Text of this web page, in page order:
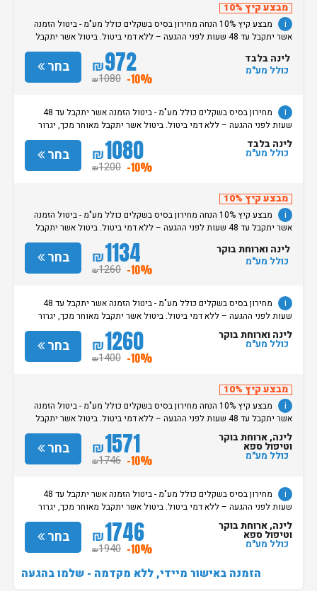
מבצע קיץ 10%
i
מבצע קיץ 10% הנחה מחירון בסיס בשקלים כולל מע"מ - ביטול הזמנה
אשר יתקבל עד 48 שעות לפני ההגעה – ללא דמי ביטול. ביטול אשר יתקבל
מאוחר מכך, יגרור חיוב בסך 50% מעלות ההזמנה. אי הגעה ללא כל הודעה
מוקדמת תגרור חיוב בסך 100% מעלות ההזמנה. מדיניות קבלת/עזיבת חדרים:
שעת קבלת החדרים הינה החל מהשעה 15:00. בימי שבת / חג: קבלת חדרים
החל מצאת השבת/החג. שעת עזיבת חדרים בכל ימות השבוע עד השעה 11:00.
בחר ₪972
₪1080 -10%
לינה בלבד
כולל מע"מ
i
מחירון בסיס בשקלים כולל מע"מ - ביטול הזמנה אשר יתקבל עד 48
שעות לפני ההגעה – ללא דמי ביטול. ביטול אשר יתקבל מאוחר מכך, יגרור
חיוב בסך 50% מעלות ההזמנה. אי הגעה ללא כל הודעה מוקדמת תגרור חיוב
בסך 100% מעלות ההזמנה. מדיניות קבלת/עזיבת חדרים: שעת קבלת החדרים
הינה החל מהשעה 15:00. בימי שבת / חג: קבלת חדרים החל מצאת
השבת/החג. שעת עזיבת חדרים בכל ימות השבוע עד השעה 11:00. בימי שבת/
בחר ₪1080
₪1200 -10%
לינה בלבד
כולל מע"מ
מבצע קיץ 10%
i
מבצע קיץ 10% הנחה מחירון בסיס בשקלים כולל מע"מ - ביטול הזמנה
אשר יתקבל עד 48 שעות לפני ההגעה – ללא דמי ביטול. ביטול אשר יתקבל
מאוחר מכך, יגרור חיוב בסך 50% מעלות ההזמנה. אי הגעה ללא כל הודעה
מוקדמת תגרור חיוב בסך 100% מעלות ההזמנה. מדיניות קבלת/עזיבת חדרים:
שעת קבלת החדרים הינה החל מהשעה 15:00. בימי שבת / חג: קבלת חדרים
החל מצאת השבת/החג. שעת עזיבת חדרים בכל ימות השבוע עד השעה 11:00.
בחר ₪1134
₪1260 -10%
לינה וארוחת בוקר
כולל מע"מ
i
מחירון בסיס בשקלים כולל מע"מ - ביטול הזמנה אשר יתקבל עד 48
שעות לפני ההגעה – ללא דמי ביטול. ביטול אשר יתקבל מאוחר מכך, יגרור
חיוב בסך 50% מעלות ההזמנה. אי הגעה ללא כל הודעה מוקדמת תגרור חיוב
בסך 100% מעלות ההזמנה. מדיניות קבלת/עזיבת חדרים: שעת קבלת החדרים
הינה החל מהשעה 15:00. בימי שבת / חג: קבלת חדרים החל מצאת
השבת/החג. שעת עזיבת חדרים בכל ימות השבוע עד השעה 11:00. בימי שבת/
בחר ₪1260
₪1400 -10%
לינה וארוחת בוקר
כולל מע"מ
מבצע קיץ 10%
i
מבצע קיץ 10% הנחה מחירון בסיס בשקלים כולל מע"מ - ביטול הזמנה
אשר יתקבל עד 48 שעות לפני ההגעה – ללא דמי ביטול. ביטול אשר יתקבל
מאוחר מכך, יגרור חיוב בסך 50% מעלות ההזמנה. אי הגעה ללא כל הודעה
מוקדמת תגרור חיוב בסך 100% מעלות ההזמנה. מדיניות קבלת/עזיבת חדרים:
שעת קבלת החדרים הינה החל מהשעה 15:00. בימי שבת / חג: קבלת חדרים
החל מצאת השבת/החג. שעת עזיבת חדרים בכל ימות השבוע עד השעה 11:00.
בחר ₪1571
₪1746 -10%
לינה, ארוחת בוקר
וטיפול ספא
כולל מע"מ
i
מחירון בסיס בשקלים כולל מע"מ - ביטול הזמנה אשר יתקבל עד 48
שעות לפני ההגעה – ללא דמי ביטול. ביטול אשר יתקבל מאוחר מכך, יגרור
חיוב בסך 50% מעלות ההזמנה. אי הגעה ללא כל הודעה מוקדמת תגרור חיוב
בסך 100% מעלות ההזמנה. מדיניות קבלת/עזיבת חדרים: שעת קבלת החדרים
הינה החל מהשעה 15:00. בימי שבת / חג: קבלת חדרים החל מצאת
השבת/החג. שעת עזיבת חדרים בכל ימות השבוע עד השעה 11:00. בימי שבת/
בחר ₪1746
₪1940 -10%
לינה, ארוחת בוקר
וטיפול ספא
כולל מע"מ
הזמנה באישור מיידי, ללא מקדמה - שלמו בהגעה